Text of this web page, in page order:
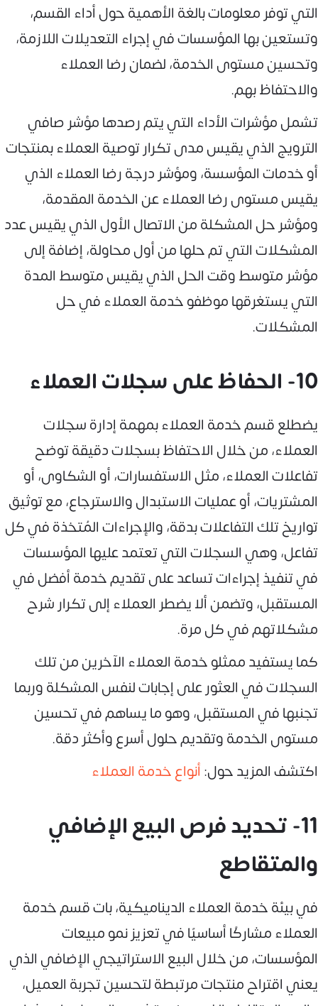
التي توفر معلومات بالغة الأهمية حول أداء القسم،
وتستعين بها المؤسسات في إجراء التعديلات اللازمة،
وتحسين مستوى الخدمة، لضمان رضا العملاء
والاحتفاظ بهم.
تشمل مؤشرات الأداء التي يتم رصدها مؤشر صافي
الترويج الذي يقيس مدى تكرار توصية العملاء بمنتجات
أو خدمات المؤسسة، ومؤشر درجة رضا العملاء الذي
يقيس مستوى رضا العملاء عن الخدمة المقدمة،
ومؤشر حل المشكلة من الاتصال الأول الذي يقيس عدد
المشكلات التي تم حلها من أول محاولة، إضافة إلى
مؤشر متوسط وقت الحل الذي يقيس متوسط المدة
التي يستغرقها موظفو خدمة العملاء في حل
المشكلات.
10- الحفاظ على سجلات العملاء
يضطلع قسم خدمة العملاء بمهمة إدارة سجلات
العملاء، من خلال الاحتفاظ بسجلات دقيقة توضح
تفاعلات العملاء، مثل الاستفسارات، أو الشكاوى، أو
المشتريات، أو عمليات الاستبدال والاسترجاع، مع توثيق
تواريخ تلك التفاعلات بدقة، والإجراءات المُتخذة في كل
تفاعل، وهي السجلات التي تعتمد عليها المؤسسات
في تنفيذ إجراءات تساعد على تقديم خدمة أفضل في
المستقبل، وتضمن ألا يضطر العملاء إلى تكرار شرح
مشكلاتهم في كل مرة.
كما يستفيد ممثلو خدمة العملاء الآخرين من تلك
السجلات في العثور على إجابات لنفس المشكلة وربما
تجنبها في المستقبل، وهو ما يساهم في تحسين
مستوى الخدمة وتقديم حلول أسرع وأكثر دقة.
اكتشف المزيد حول:أنواع خدمة العملاء
11- تحديد فرص البيع الإضافي
والمتقاطع
في بيئة خدمة العملاء الديناميكية، بات قسم خدمة
العملاء مشاركًا أساسيًا في تعزيز نمو مبيعات
المؤسسات، من خلال البيع الاستراتيجي الإضافي الذي
يعني اقتراح منتجات مرتبطة لتحسين تجربة العميل،